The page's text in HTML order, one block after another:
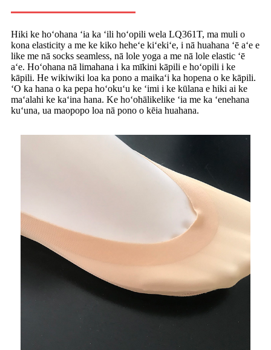
Hiki ke hoʻohana ʻia ka ʻili hoʻopili wela LQ361T, ma muli o
kona elasticity a me ke kiko heheʻe kiʻekiʻe, i nā huahana ʻē aʻe e
like me nā socks seamless, nā lole yoga a me nā lole elastic ʻē
aʻe. Hoʻohana nā limahana i ka mīkini kāpili e hoʻopili i ke
kāpili. He wikiwiki loa ka pono a maikaʻi ka hopena o ke kāpili.
ʻO ka hana o ka pepa hoʻokuʻu ke ʻimi i ke kūlana e hiki ai ke
maʻalahi ke kaʻina hana. Ke hoʻohālikelike ʻia me ka ʻenehana
kuʻuna, ua maopopo loa nā pono o kēia huahana.